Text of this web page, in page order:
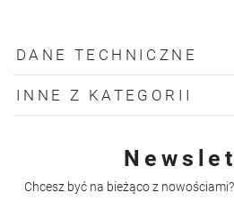
DANE TECHNICZNE
INNE Z KATEGORII
Chcesz być na bieżąco z